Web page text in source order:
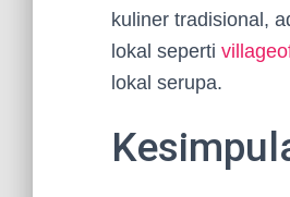
kuliner tradisional,
lokal seperti
lokal serupa.